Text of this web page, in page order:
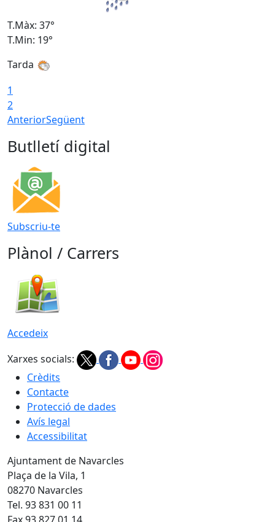
T.Màx: 37°
T.Min: 19°
Tarda
1
2
AnteriorSegüent
Butlletí digital
Subscriu-te
Plànol / Carrers
Accedeix
Xarxes socials:
Crèdits
Contacte
Protecció de dades
Avís legal
Accessibilitat
Ajuntament de Navarcles
Plaça de la Vila, 1
08270 Navarcles
Tel. 93 831 00 11